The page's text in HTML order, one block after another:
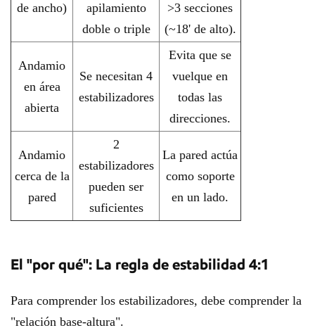
de ancho)
apilamiento
doble o triple
>3 secciones
(~18' de alto).
Andamio
en área
abierta
Se necesitan 4
estabilizadores
Evita que se
vuelque en
todas las
direcciones.
Andamio
cerca de la
pared
2
estabilizadores
pueden ser
suficientes
La pared actúa
como soporte
en un lado.
El "por qué": La regla de estabilidad 4:1
Para comprender los estabilizadores, debe comprender la
"relación base-altura".